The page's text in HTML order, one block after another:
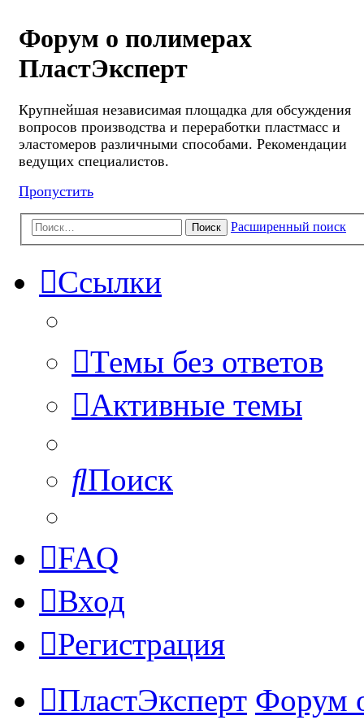
Форум о полимерах
ПластЭксперт
Крупнейшая независимая площадка для обсуждения
вопросов производства и переработки пластмасс и
эластомеров различными способами. Рекомендации
ведущих специалистов.
Пропустить
Поиск Расширенный поиск
Ссылки
Темы без ответов
Активные темы
Поиск
FAQ
Вход
Регистрация
ПластЭксперт Форум